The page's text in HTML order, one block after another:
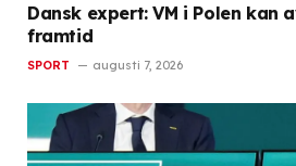
Dansk expert: VM i Polen kan
framtid
SPORT augusti 7, 2026